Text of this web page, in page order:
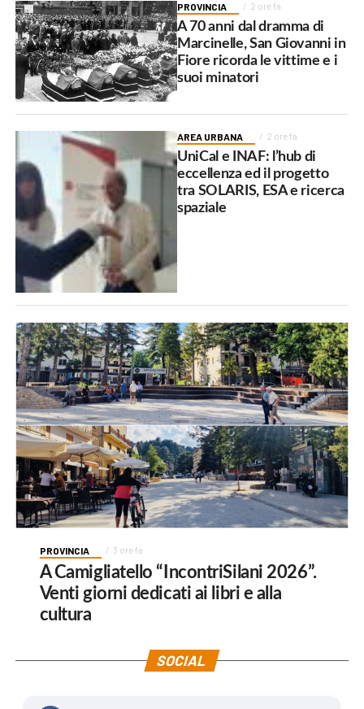
PROVINCIA 2 ore fa
A 70 anni dal dramma di
Marcinelle, San Giovanni in
Fiore ricorda le vittime e i
suoi minatori
AREA URBANA 2 ore fa
UniCal e INAF: l’hub di
eccellenza ed il progetto
tra SOLARIS, ESA e ricerca
spaziale
PROVINCIA 3 ore fa
A Camigliatello “IncontriSilani 2026”.
Venti giorni dedicati ai libri e alla
cultura
SOCIAL